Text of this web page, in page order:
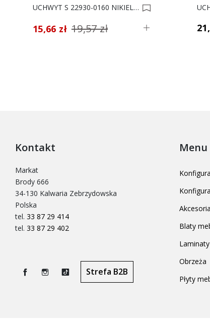
UCHWYT S 22930-0160 NIKIEL MAT.*** 0010845
15,66 zł 19,57 zł
Kontakt
Markat
Brody 666
34-130 Kalwaria Zebrzydowska
Polska
tel. 33 87 29 414
tel. 33 87 29 402
Instagram
TikTok
Strefa B2B
Menu
Blaty
Obrzeża
Płyty